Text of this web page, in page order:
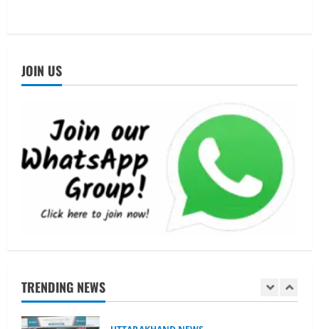
JOIN US
TRENDING NEWS
आयोजन
1
UTTARAKHAND NEWS
धामी कैबिनेट ने लिए कई महत्वपूर्ण निर्णय, अब
सामान्य वर्ग के पशुपालकों को भी गाय एवं भैंस
खरीद पर मिलेगा अनुदान, मजदूरी संहिता
नियमावली-2026 को मिली मंजूरी
August 7, 2026
2